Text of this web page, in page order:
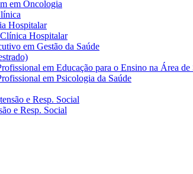
em Oncologia
Hospitalar
Hospitalar
em Gestão da Saúde
em Educação para o Ensino na Área de
em Psicologia da Saúde
e Resp. Social
e Resp. Social